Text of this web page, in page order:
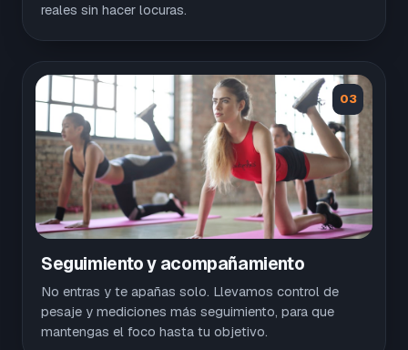
reales sin hacer locuras.
03
Seguimiento y acompañamiento
No entras y te apañas solo. Llevamos control de
pesaje y mediciones más seguimiento, para que
mantengas el foco hasta tu objetivo.